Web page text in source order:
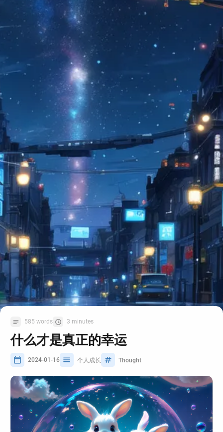
585 words 3 minutes
什么才是真正的幸运
2024-01-16 个人成长 Thought